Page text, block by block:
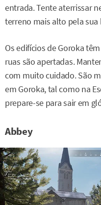
entrada. Tente aterrissar
terreno mais alto pela sua
Os edifícios de Goroka
ruas são apertadas.
com muito cuidado. São
em Goroka, tal como na
prepare-se para sair em
Abbey